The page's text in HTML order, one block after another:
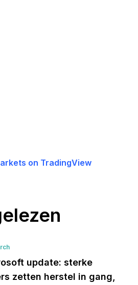
on TradingView
update: sterke
zetten herstel in gang,